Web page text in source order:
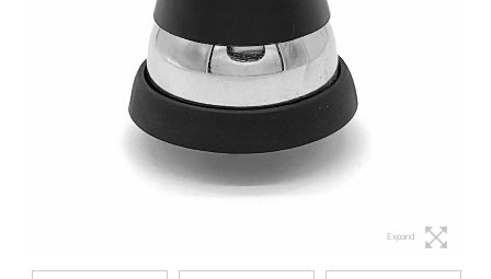
Expand